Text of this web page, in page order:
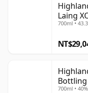
Laing
700ml •
700ml • 40%